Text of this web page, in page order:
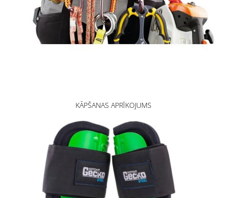
KĀPŠANAS APRĪKOJUMS